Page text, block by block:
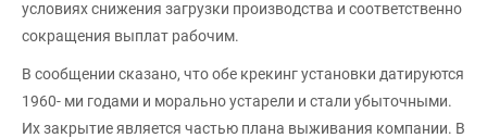
условиях снижения загрузки производства и соответственно
сокращения выплат рабочим.
В сообщении сказано, что обе крекинг установки датируются
1960- ми годами и морально устарели и стали убыточными.
Их закрытие является частью плана выживания компании. В